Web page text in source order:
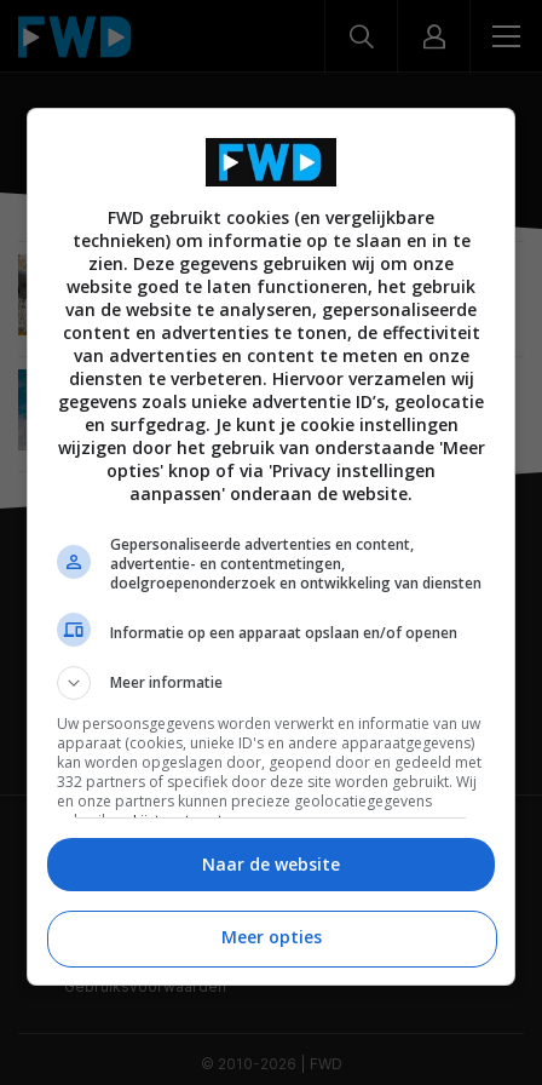
Pixel 10a
NIEUWS MOBILE ANDROID
SMARTPHONES
04 MAART 2026
Review: Google Pixel 10a – Uitstekende
midranger kent weinig vernieuwing
NIEUWS MOBILE ANDROID
SMARTPHONES
18 FEBRUARI 2026
Google lanceert Pixel 10a voor 549 euro in
Nederland en België
Channels
Wie is FWD Privacybeleid
Adverteren Contact
Gebruiksvoorwaarden
© 2010-2026 | FWD
FWD gebruikt cookies (en vergelijkbare
technieken) om informatie op te slaan en in te
zien. Deze gegevens gebruiken wij om onze
website goed te laten functioneren, het gebruik
van de website te analyseren, gepersonaliseerde
content en advertenties te tonen, de effectiviteit
van advertenties en content te meten en onze
diensten te verbeteren. Hiervoor verzamelen wij
gegevens zoals unieke advertentie ID’s, geolocatie
en surfgedrag. Je kunt je cookie instellingen
wijzigen door het gebruik van onderstaande 'Meer
opties' knop of via 'Privacy instellingen
aanpassen' onderaan de website.
Gepersonaliseerde advertenties en content,
advertentie- en contentmetingen,
doelgroepenonderzoek en ontwikkeling van diensten
Informatie op een apparaat opslaan en/of openen
Meer informatie
Uw persoonsgegevens worden verwerkt en informatie van uw
apparaat (cookies, unieke ID's en andere apparaatgegevens)
kan worden opgeslagen door, geopend door en gedeeld met
332 partners of specifiek door deze site worden gebruikt. Wij
en onze partners kunnen precieze geolocatiegegevens
gebruiken.Lijst met partners.
Bepaalde leveranciers kunnen uw persoonsgegevens
verwerken op basis van gerechtvaardigd belang. U kunt
hiertegen bezwaar maken door uw opties hieronder te
beheren. Zoek onderaan deze pagina of in het sitemenu naar
een link om uw toestemming te beheren of in te trekken via de
Naar de website
Meer opties